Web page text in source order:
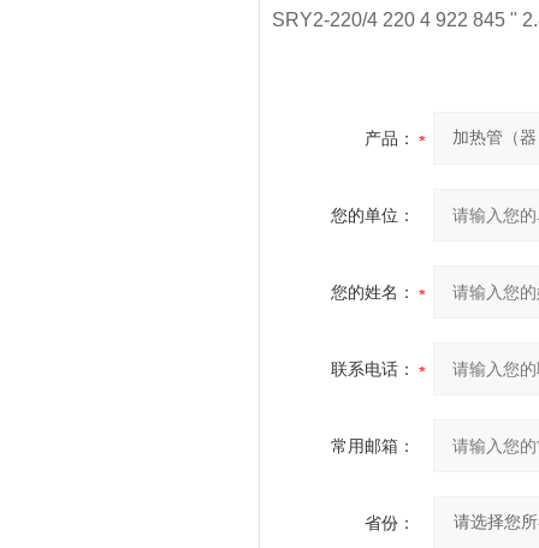
SRY2-220/4 220 4 922 845 "
产品：
您的单位：
您的姓名：
联系电话：
常用邮箱：
省份：